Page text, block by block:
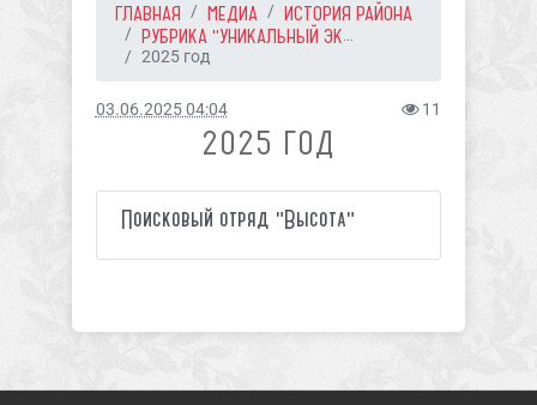
ГЛАВНАЯ МЕДИА
ИСТОРИЯ РАЙОНА
РУБРИКА "УНИКАЛЬНЫЙ ЭК...
2025 год
03.06.2025 04:04 11
2025 ГОД
Поисковый отряд "Высота"